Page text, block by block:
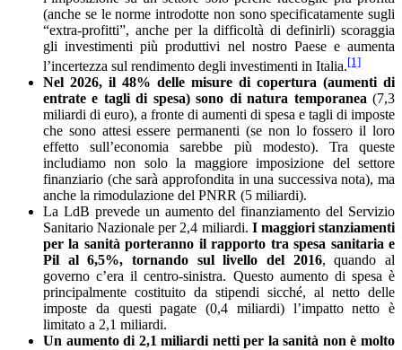
(anche se le norme introdotte non sono specificatamente sugli
“extra-profitti”, anche per la difficoltà di definirli) scoraggia
gli investimenti più produttivi nel nostro Paese e aumenta
l’incertezza sul rendimento degli investimenti in Italia.[1]
Nel 2026, il 48% delle misure di copertura (aumenti di
entrate e tagli di spesa) sono di natura temporanea (7,3
miliardi di euro), a fronte di aumenti di spesa e tagli di imposte
che sono attesi essere permanenti (se non lo fossero il loro
effetto sull’economia sarebbe più modesto). Tra queste
includiamo non solo la maggiore imposizione del settore
finanziario (che sarà approfondita in una successiva nota), ma
anche la rimodulazione del PNRR (5 miliardi).
La LdB prevede un aumento del finanziamento del Servizio
Sanitario Nazionale per 2,4 miliardi. I maggiori stanziamenti
per la sanità porteranno il rapporto tra spesa sanitaria e
Pil al 6,5%, tornando sul livello del 2016, quando al
governo c’era il centro-sinistra. Questo aumento di spesa è
principalmente costituito da stipendi sicché, al netto delle
imposte da questi pagate (0,4 miliardi) l’impatto netto è
limitato a 2,1 miliardi.
Un aumento di 2,1 miliardi netti per la sanità non è molto